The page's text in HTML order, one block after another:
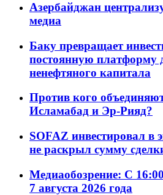
Азербайджан
медиа
Баку превращает
постоянную платформу
ненефтяного капитала
Против кого
Исламабад и Эр-Рияд?
SOFAZ инвестировал в
не раскрыл сумму
Медиаобозрение: С
7 августа 2026 года